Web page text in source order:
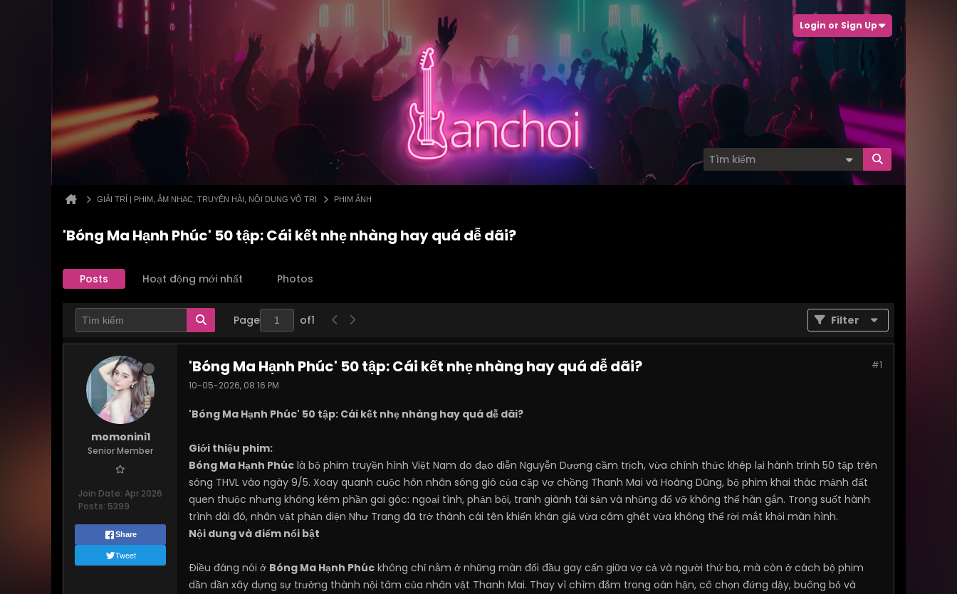
Login or Sign Up
GIẢI TRÍ | PHIM, ÂM NHẠC, TRUYỆN HÀI, NỘI DUNG VÔ TRI PHIM ẢNH
'Bóng Ma Hạnh Phúc' 50 tập: Cái kết nhẹ nhàng hay quá dễ dãi?
Posts Hoạt động mới nhất Photos
Page of1 Filter
momonini1
Senior Member
Join Date: Apr 2026
Posts: 5399
Share
Tweet
#1
'Bóng Ma Hạnh Phúc' 50 tập: Cái kết nhẹ nhàng hay quá dễ dãi?
10-05-2026, 08:16 PM
'Bóng Ma Hạnh Phúc' 50 tập: Cái kết nhẹ nhàng hay quá dễ dãi?
Giới thiệu phim:
Bóng Ma Hạnh Phúc là bộ phim truyền hình Việt Nam do đạo diễn Nguyễn Dương cầm trịch, vừa chính thức khép lại hành trình 50 tập trên
sóng THVL vào ngày 9/5. Xoay quanh cuộc hôn nhân sóng gió của cặp vợ chồng Thanh Mai và Hoàng Dũng, bộ phim khai thác mảnh đất
quen thuộc nhưng không kém phần gai góc: ngoại tình, phản bội, tranh giành tài sản và những đổ vỡ không thể hàn gắn. Trong suốt hành
trình dài đó, nhân vật phản diện Như Trang đã trở thành cái tên khiến khán giả vừa căm ghét vừa không thể rời mắt khỏi màn hình.
Nội dung và điểm nổi bật
Điều đáng nói ở Bóng Ma Hạnh Phúc không chỉ nằm ở những màn đối đầu gay cấn giữa vợ cả và người thứ ba, mà còn ở cách bộ phim
dần dần xây dựng sự trưởng thành nội tâm của nhân vật Thanh Mai. Thay vì chìm đắm trong oán hận, cô chọn đứng dậy, buông bỏ và